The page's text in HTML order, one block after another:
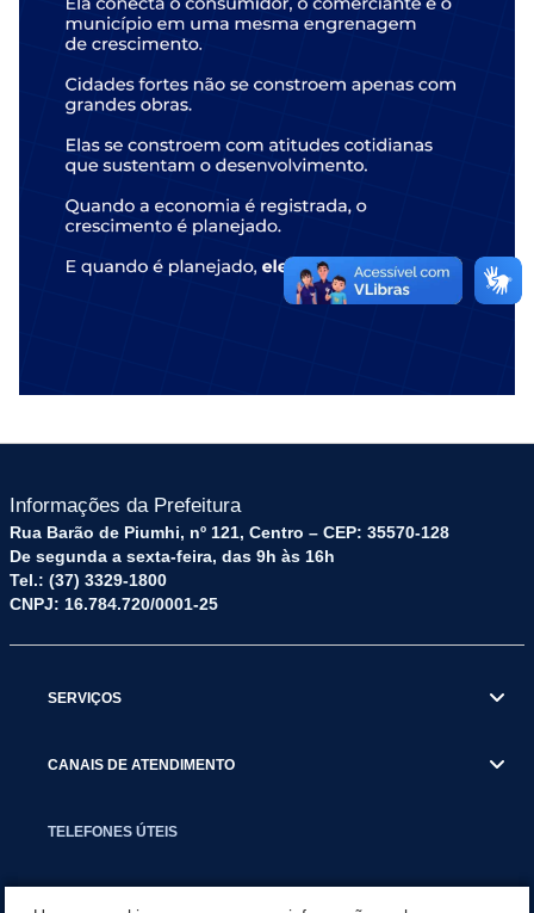
Informações da Prefeitura
Rua Barão de Piumhi, nº 121, Centro – CEP: 35570-128
De segunda a sexta-feira, das 9h às 16h
Tel.: (37) 3329-1800
CNPJ: 16.784.720/0001-25
SERVIÇOS
CANAIS DE ATENDIMENTO
TELEFONES ÚTEIS